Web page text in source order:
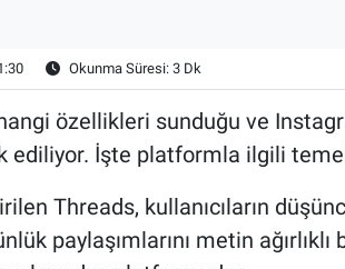
Okunma Süresi: 3 Dk
özellikleri sunduğu ve
ediliyor. İşte platformla ilgili
Threads, kullanıcıların
paylaşımlarını metin ağırlıklı